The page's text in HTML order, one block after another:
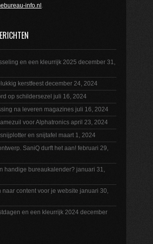
info.nl .
en een kleurrijk 2025 december 31,
kerstfeest december 24, 2024
op schildersezel juli 16, 2024
na leveren magazines juli 16, 2024
voor Alphatronics april 23, 2024
en snijtafel maart 1, 2024
SaniQ durft het aan! februari 29,
handige bureaukalender? januari 31,
naar content voor je website januari 30,
en een kleurrijk 2024 december